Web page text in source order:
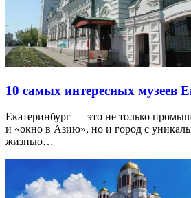
10 самых интересных музеев
Екатеринбург — это не только
и «окно в Азию», но и город с
жизнью…